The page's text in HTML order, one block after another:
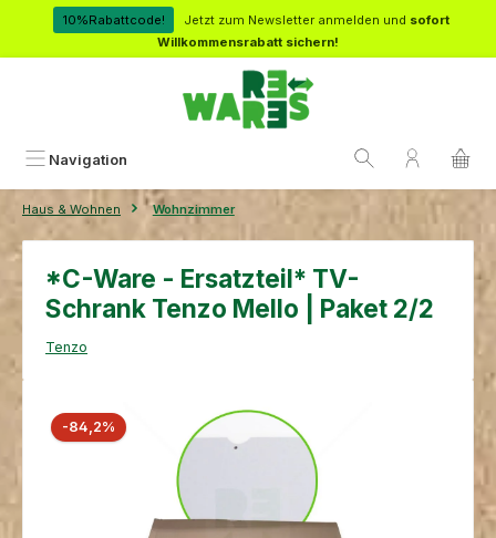
Zum Hauptinhalt springen
10%Rabattcode! Jetzt zum Newsletter anmelden und sofort
Willkommensrabatt sichern!
Navigation
Haus & Wohnen Wohnzimmer
*C-Ware - Ersatzteil* TV-
Schrank Tenzo Mello | Paket 2/2
Tenzo
Bildergalerie überspringen
-84,2% Rabatt